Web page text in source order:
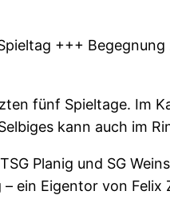
+++
fünf Spieltage. Im
kann auch im
Planig und SG
ein Eigentor von